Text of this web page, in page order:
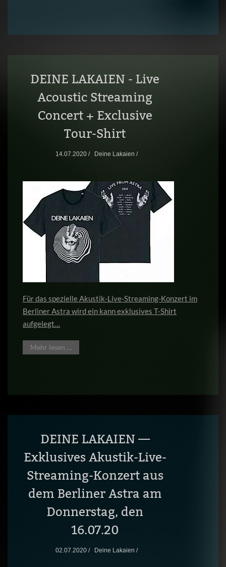
DEINE LAKAIEN - Live
Acoustic Streaming
Concert + Exclusive
Tour-Shirt
14.07.2020 / Deine Lakaien /
Für das spezielle Akustik-Live-Streaming-Konzert im
Berliner Astra wird ein kann exklusives T-Shirt
aufgelegt…
Mehr lesen …
DEINE LAKAIEN —
Exklusives Akustik-Live-
Streaming-Konzert aus
dem Berliner Astra am
Donnerstag, den
16.07.20
02.07.2020 / Deine Lakaien /